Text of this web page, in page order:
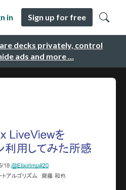
decks privately, control
ads and more …
in Sign up for free